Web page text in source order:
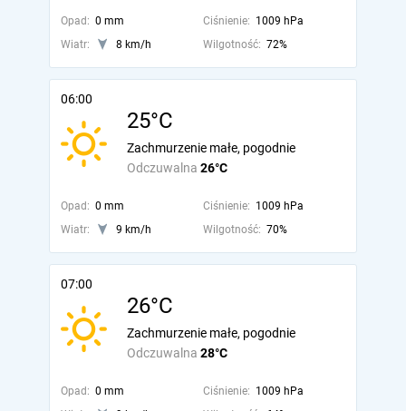
Opad: 0 mm Ciśnienie: 1009 hPa
Wiatr:
8 km/h Wilgotność: 72%
06:00
25°C
Odczuwalna 26°C
Zachmurzenie małe, pogodnie
Opad: 0 mm Ciśnienie: 1009 hPa
Wiatr:
9 km/h Wilgotność: 70%
07:00
26°C
Odczuwalna 28°C
Zachmurzenie małe, pogodnie
Opad: 0 mm Ciśnienie: 1009 hPa